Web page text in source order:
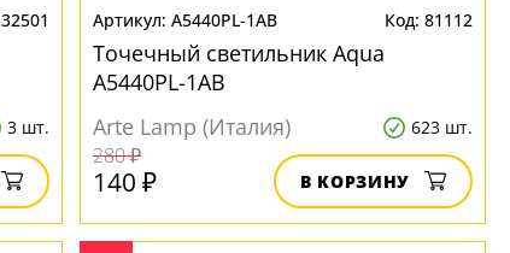
32501
3 шт.
A5440PL-1AB 81112
Точечный светильник Aqua
A5440PL-1AB
Arte Lamp (Италия)
623 шт.
280 ₽
140 ₽ В КОРЗИНУ